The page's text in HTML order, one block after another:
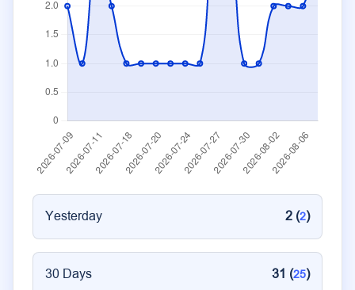
Yesterday 2 (2)
30 Days 31 (25)